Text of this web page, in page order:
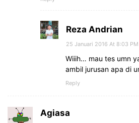
Reza Andrian
25 Januari 2016 At 8:03 PM
Wiiih… mau tes umn
ambil jurusan apa di
Reply
Agiasa